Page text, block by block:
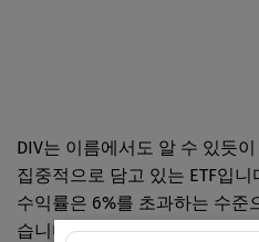
DIV는 이름에서도 알 수 있듯
집중적으로 담고 있는 ETF입
수익률은 6%를 초과하는 수준
습니다.